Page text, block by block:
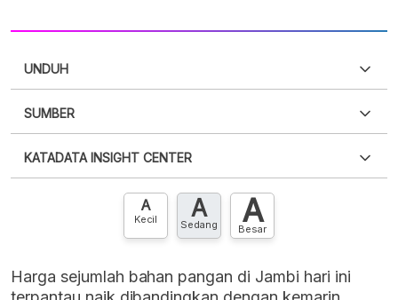
UNDUH
XLS
SUMBER
punya akun?Silakan Daftar sekarang
KATADATA INSIGHT CENTER
Hubungi sekarang »
A
Kecil A
Sedang A
Besar
Harga sejumlah bahan pangan di Jambi hari ini